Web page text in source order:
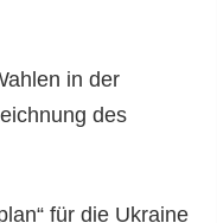
in der
des
für die Ukraine